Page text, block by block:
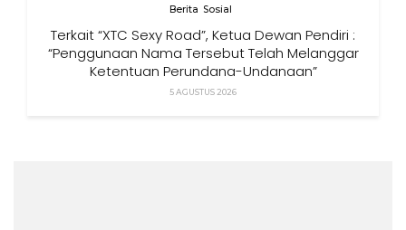
Berita Sosial
Terkait “XTC Sexy Road”, Ketua Dewan Pendiri :
“Penggunaan Nama Tersebut Telah Melanggar
Ketentuan Perundang-Undangan”
5 AGUSTUS 2026